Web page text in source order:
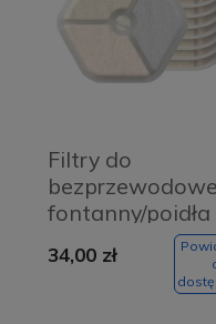
Filtry do
fontanny/poidła
Oneisall PTM-
34,00 zł